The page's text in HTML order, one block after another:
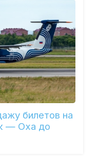
билетов на
— Оха до